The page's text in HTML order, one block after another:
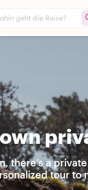
geht die Reise?
there’s a
tour to